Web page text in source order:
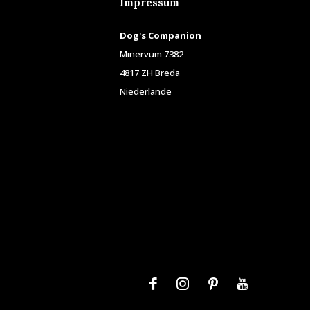
Impressum
Dog's Companion
Minervum 7382
4817 ZH Breda
Niederlande